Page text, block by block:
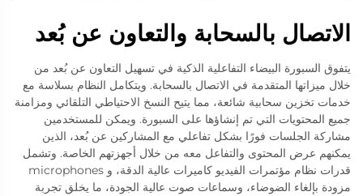
الاتصال بالسحابة والتعاون عن بُعد
يتفوق السبورة البيضاء التفاعلية الذكية في تسهيل التعاون عن بُعد من
خلال ميزاتها المتقدمة في الاتصال بالسحابة. ويتكامل النظام بسلاسة مع
خدمات تخزين سحابية شائعة، مما يتيح النسخ الاحتياطي التلقائي ومزامنة
جميع المحتويات التي تم إنشاؤها على السبورة. ويمكن للمستخدمين
مشاركة الجلسات فورًا بشكل تفاعلي مع المشاركين عن بُعد، الذين
يمكنهم عرض المحتوى والتفاعل معه من خلال أجهزتهم الخاصة. وتشمل
قدرات نظام مؤتمرات الفيديو كاميرات عالية الدقة، و microphones
مزودة بإلغاء الضوضاء، وسماعات صوت عالية الجودة، ما يخلق تجربة